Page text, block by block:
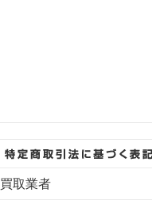
買取業者